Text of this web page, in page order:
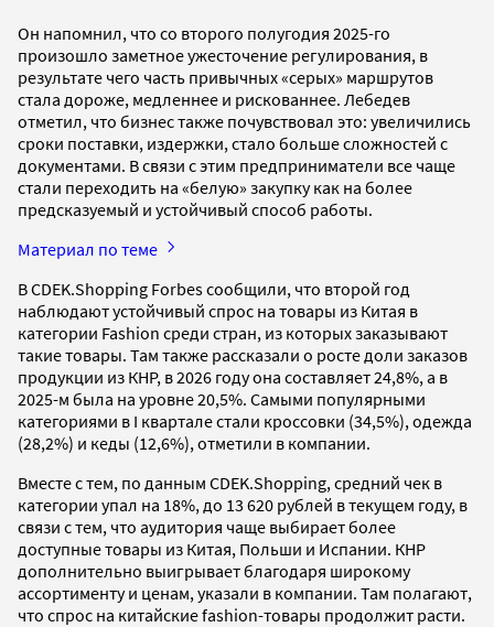
Он напомнил, что со второго полугодия 2025-го
произошло заметное ужесточение регулирования, в
результате чего часть привычных «серых» маршрутов
стала дороже, медленнее и рискованнее. Лебедев
отметил, что бизнес также почувствовал это: увеличились
сроки поставки, издержки, стало больше сложностей с
документами. В связи с этим предприниматели все чаще
стали переходить на «белую» закупку как на более
предсказуемый и устойчивый способ работы.
Материал по теме
В CDEK.Shopping Forbes сообщили, что второй год
наблюдают устойчивый спрос на товары из Китая в
категории Fashion среди стран, из которых заказывают
такие товары. Там также рассказали о росте доли заказов
продукции из КНР, в 2026 году она составляет 24,8%, а в
2025-м была на уровне 20,5%. Самыми популярными
категориями в I квартале стали кроссовки (34,5%), одежда
(28,2%) и кеды (12,6%), отметили в компании.
Вместе с тем, по данным CDEK.Shopping, средний чек в
категории упал на 18%, до 13 620 рублей в текущем году, в
связи с тем, что аудитория чаще выбирает более
доступные товары из Китая, Польши и Испании. КНР
дополнительно выигрывает благодаря широкому
ассортименту и ценам, указали в компании. Там полагают,
что спрос на китайские fashion-товары продолжит расти.